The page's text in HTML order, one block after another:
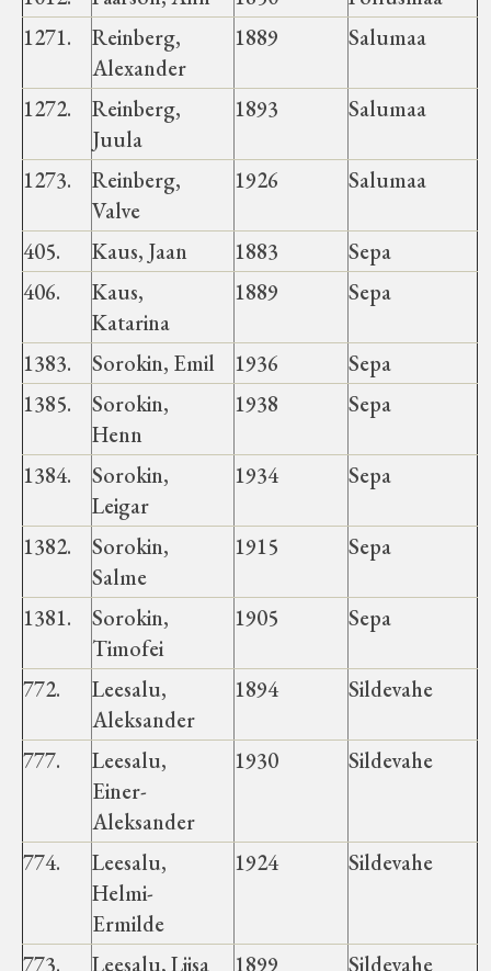
1271.
Reinberg,
Alexander
1889 Salumaa
1272.
Reinberg,
Juula
1893 Salumaa
1273.
Reinberg,
Valve
1926 Salumaa
405. Kaus, Jaan 1883
Sepa
406.
Kaus,
Katarina
1889 Sepa
1383. Sorokin, Emil 1936
Sepa
1385.
Sorokin,
Henn
1938 Sepa
1384.
Sorokin,
Leigar
1934 Sepa
1382.
Sorokin,
Salme
1915 Sepa
1381.
Sorokin,
Timofei
1905 Sepa
772.
Leesalu,
Aleksander
1894 Sildevahe
777.
Leesalu,
Einer-
Aleksander
1930 Sildevahe
774.
Leesalu,
Helmi-
Ermilde
1924 Sildevahe
773. Leesalu, Liisa 1899
Sildevahe